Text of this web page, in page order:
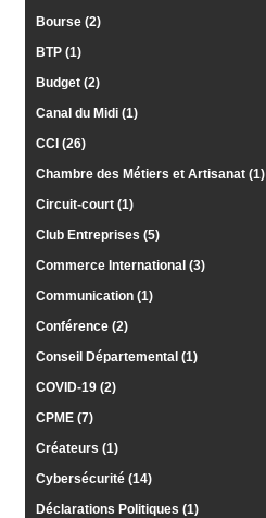
Vidéos
Blogs
Inscription
annuaire
Accès
Bourse (2)
BTP (1)
Budget (2)
Canal du Midi (1)
CCI (26)
Chambre des Métiers et Artisanat (1)
Circuit-court (1)
Club Entreprises (5)
Commerce International (3)
Communication (1)
Conférence (2)
Conseil Départemental (1)
COVID-19 (2)
CPME (7)
Créateurs (1)
Cybersécurité (14)
Déclarations Politiques (1)